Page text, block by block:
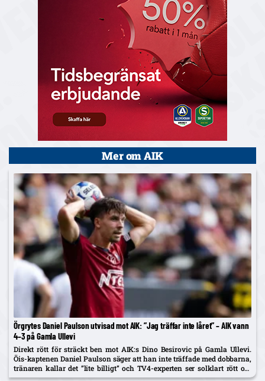
Mer om AIK
Örgrytes Daniel Paulson utvisad mot AIK: ”Jag träffar inte låret” – AIK vann
4–3 på Gamla Ullevi
Direkt rött för sträckt ben mot AIK:s Dino Besirovic på Gamla Ullevi.
Öis-kaptenen Daniel Paulson säger att han inte träffade med dobbarna,
tränaren kallar det ”lite billigt” och TV4-experten ser solklart rött om
det var träff.